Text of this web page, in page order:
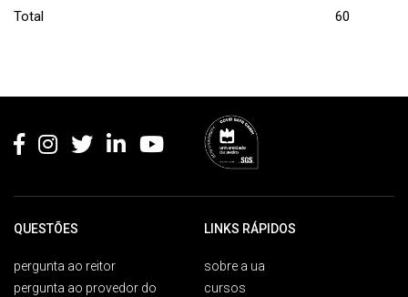
Total 60
QUESTÕES
pergunta ao reitor
pergunta ao provedor do
LINKS RÁPIDOS
sobre a ua
cursos